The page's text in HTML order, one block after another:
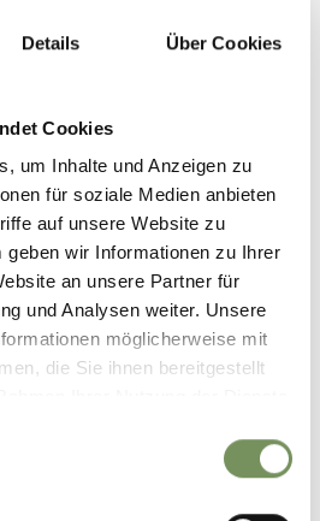
Details Über Cookies
Cookies
um Inhalte und Anzeigen zu
für soziale Medien anbieten
auf unsere Website zu
geben wir Informationen zu Ihrer
an unsere Partner für
und Analysen weiter. Unsere
möglicherweise mit
die Sie ihnen bereitgestellt